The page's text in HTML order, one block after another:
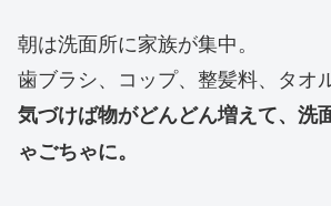
朝は洗面所に家族が集中。
歯ブラシ、コップ、整髪料、タオ
気づけば物がどんどん増えて、洗
ゃごちゃに。